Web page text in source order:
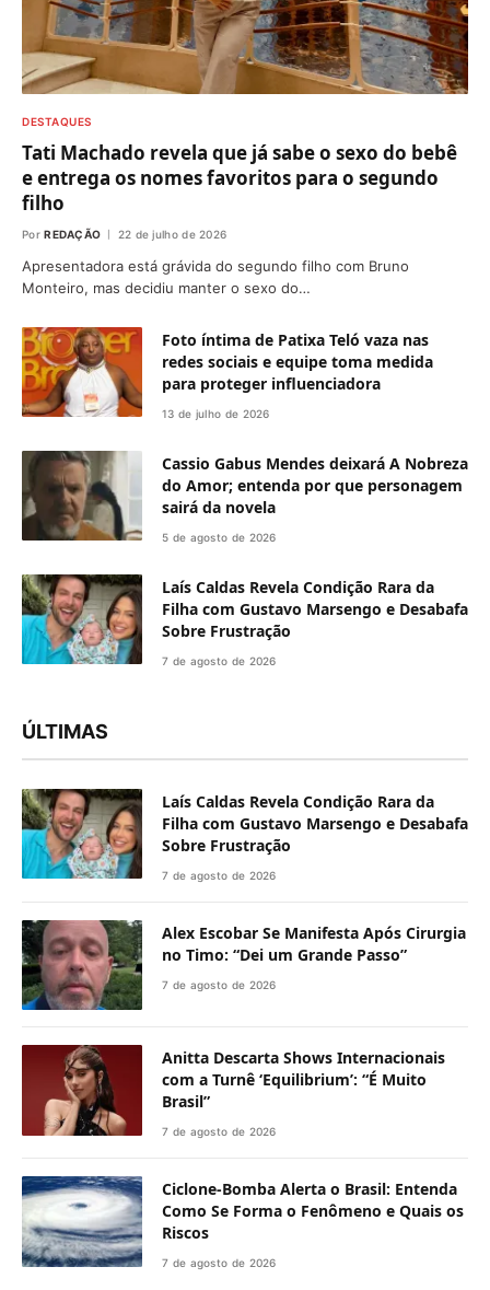
DESTAQUES
Tati Machado revela que já sabe o sexo do bebê
e entrega os nomes favoritos para o segundo
filho
Por REDAÇÃO 22 de julho de 2026
Apresentadora está grávida do segundo filho com Bruno
Monteiro, mas decidiu manter o sexo do…
Foto íntima de Patixa Teló vaza nas
redes sociais e equipe toma medida
para proteger influenciadora
13 de julho de 2026
Cassio Gabus Mendes deixará A Nobreza
do Amor; entenda por que personagem
sairá da novela
5 de agosto de 2026
Laís Caldas Revela Condição Rara da
Filha com Gustavo Marsengo e Desabafa
Sobre Frustração
7 de agosto de 2026
ÚLTIMAS
Laís Caldas Revela Condição Rara da
Filha com Gustavo Marsengo e Desabafa
Sobre Frustração
7 de agosto de 2026
Alex Escobar Se Manifesta Após Cirurgia
no Timo: “Dei um Grande Passo”
7 de agosto de 2026
Anitta Descarta Shows Internacionais
com a Turnê ‘Equilibrium’: “É Muito
Brasil”
7 de agosto de 2026
Ciclone-Bomba Alerta o Brasil: Entenda
Como Se Forma o Fenômeno e Quais os
Riscos
7 de agosto de 2026